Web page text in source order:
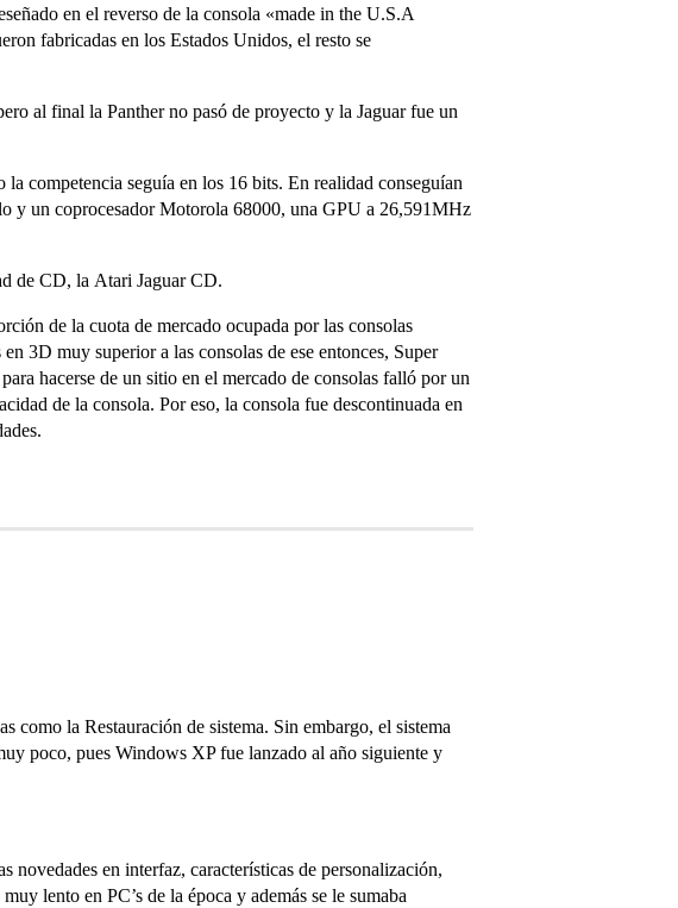
en el reverso de la consola «made in the U.S.A
fabricadas en los Estados Unidos, el resto se
al final la Panther no pasó de proyecto y la Jaguar fue un
competencia seguía en los 16 bits. En realidad conseguían
y un coprocesador Motorola 68000, una GPU a 26,591MHz
de CD, la Atari Jaguar CD.
de la cuota de mercado ocupada por las consolas
3D muy superior a las consolas de ese entonces, Super
hacerse de un sitio en el mercado de consolas falló por un
de la consola. Por eso, la consola fue descontinuada en
la Restauración de sistema. Sin embargo, el sistema
poco, pues Windows XP fue lanzado al año siguiente y
novedades en interfaz, características de personalización,
lento en PC’s de la época y además se le sumaba